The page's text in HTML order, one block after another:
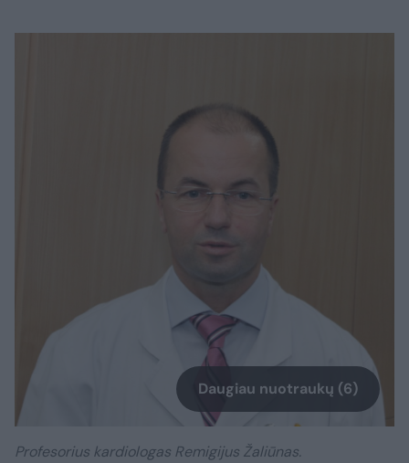
Daugiau nuotraukų (6)
Profesorius kardiologas Remigijus Žaliūnas.